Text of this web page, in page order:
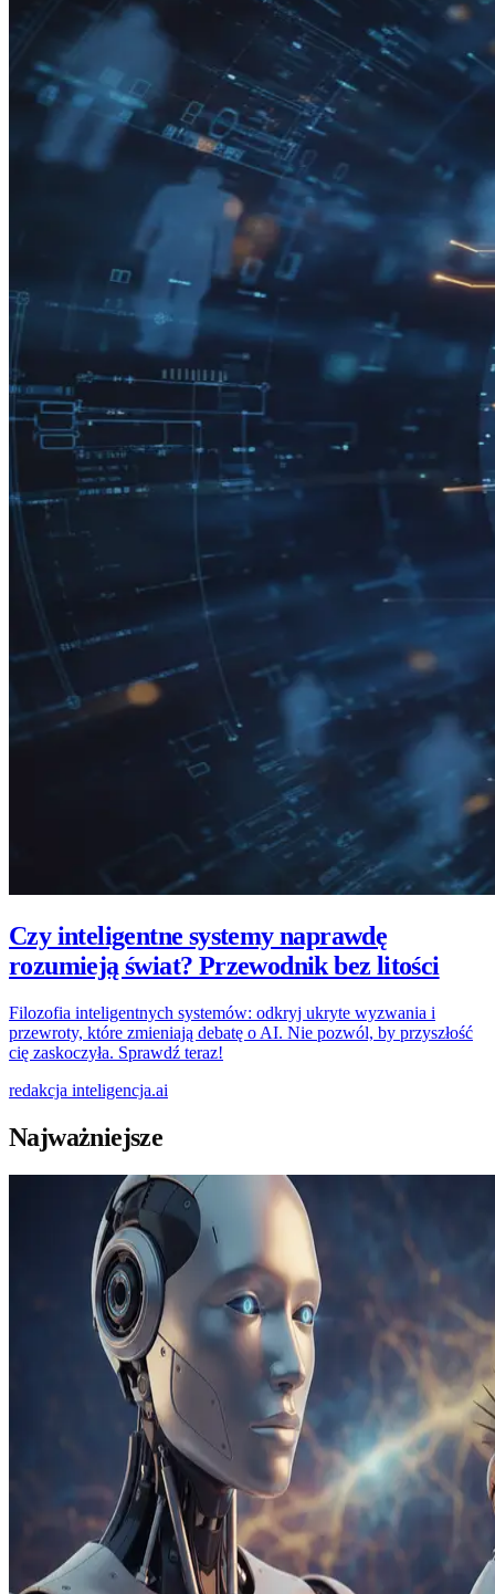
Czy inteligentne systemy naprawdę
rozumieją świat? Przewodnik bez litości
Filozofia inteligentnych systemów: odkryj ukryte wyzwania i
przewroty, które zmieniają debatę o AI. Nie pozwól, by przyszłość
cię zaskoczyła. Sprawdź teraz!
redakcja inteligencja.ai
Najważniejsze